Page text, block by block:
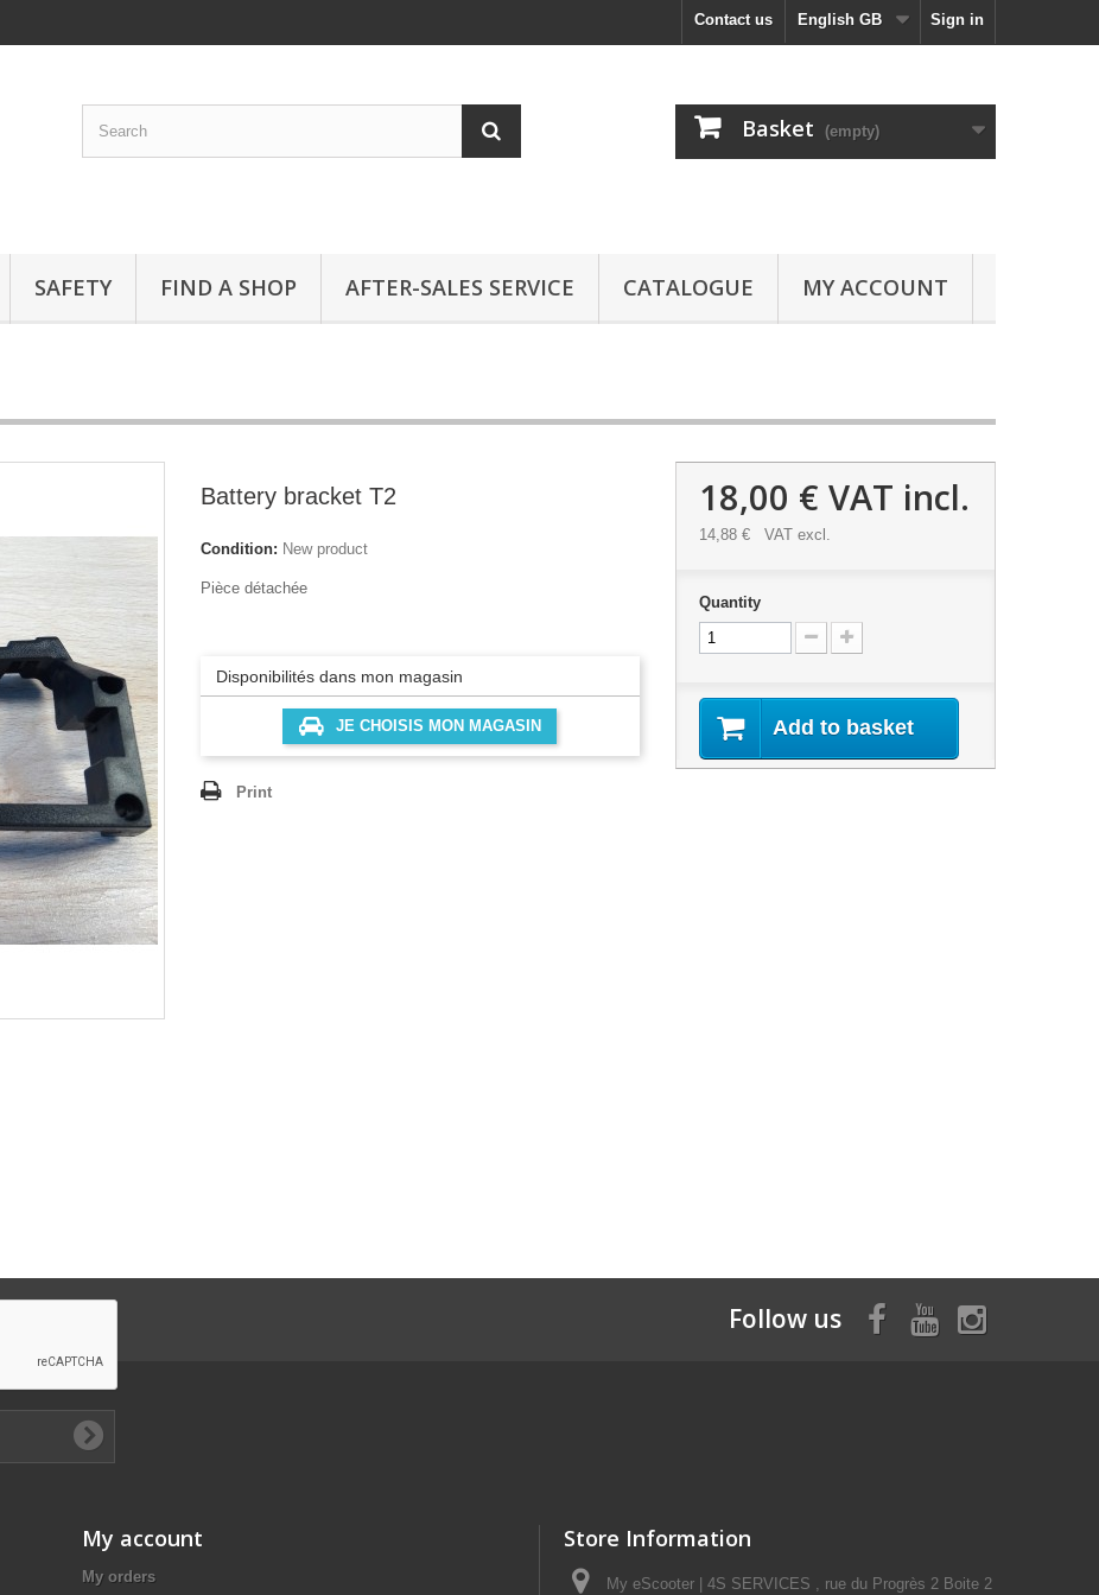
Sign in
English GB
Contact us
Basket (empty)
SAFETY FIND A SHOP AFTER-SALES SERVICE CATALOGUE MY ACCOUNT
Battery bracket T2
Condition: New product
Pièce détachée
Disponibilités dans mon magasin
JE CHOISIS MON MAGASIN
Print
18,00 € VAT incl.
14,88 € VAT excl.
Quantity
Add to basket
Follow us
My account
My orders
Store Information
My eScooter | 4S SERVICES , rue du Progrès 2 Boite 2